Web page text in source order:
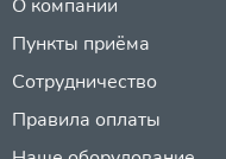
О компании
Пункты приёма
Сотрудничество
Правила оплаты